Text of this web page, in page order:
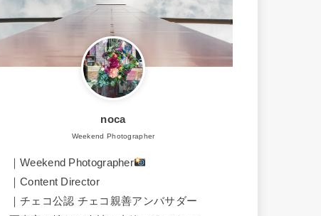
noca
Weekend Photographer
｜Weekend Photographer
｜Content Director
｜チェコ公認 チェコ親善アンバサダー